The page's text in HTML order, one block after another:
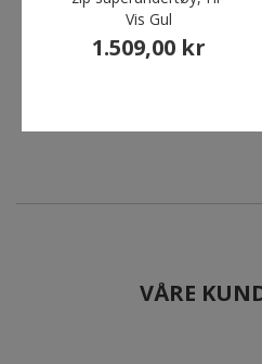
Helly Hansen Lifa Active
langermet half zip
superundertøy, Hi-Vis Gul
Vis Gul
1.509,00 kr
VÅRE